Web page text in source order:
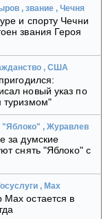
, звание , Чечня
и спорту Чечни
звания Героя
, США
новый указ по
туризмом"
"Яблоко" , Журавлев
за думские
снять "Яблоко" с
, Max
остается в